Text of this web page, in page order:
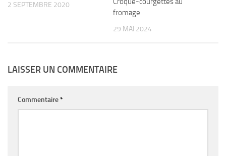
2 SEPTEMBRE 2020
fromage
29 MAI 2024
LAISSER UN COMMENTAIRE
Commentaire*